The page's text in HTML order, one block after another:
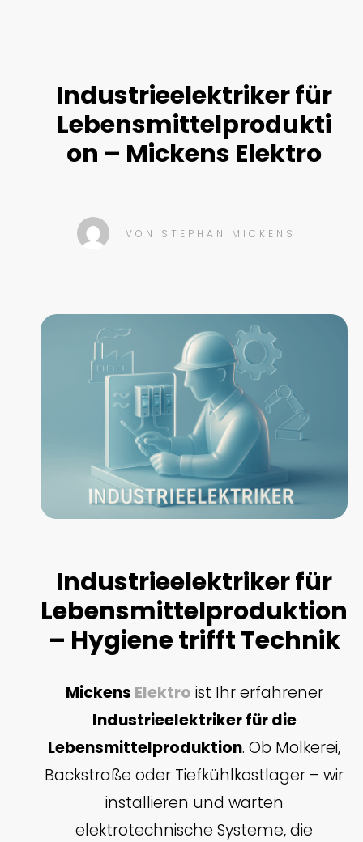
Industrieelektriker für
Lebensmittelprodukti
on – Mickens Elektro
VON STEPHAN MICKENS
Industrieelektriker für
Lebensmittelproduktion
– Hygiene trifft Technik
Mickens Elektro ist Ihr erfahrener
Industrieelektriker für die
Lebensmittelproduktion. Ob Molkerei,
Backstraße oder Tiefkühlkostlager – wir
installieren und warten
elektrotechnische Systeme, die